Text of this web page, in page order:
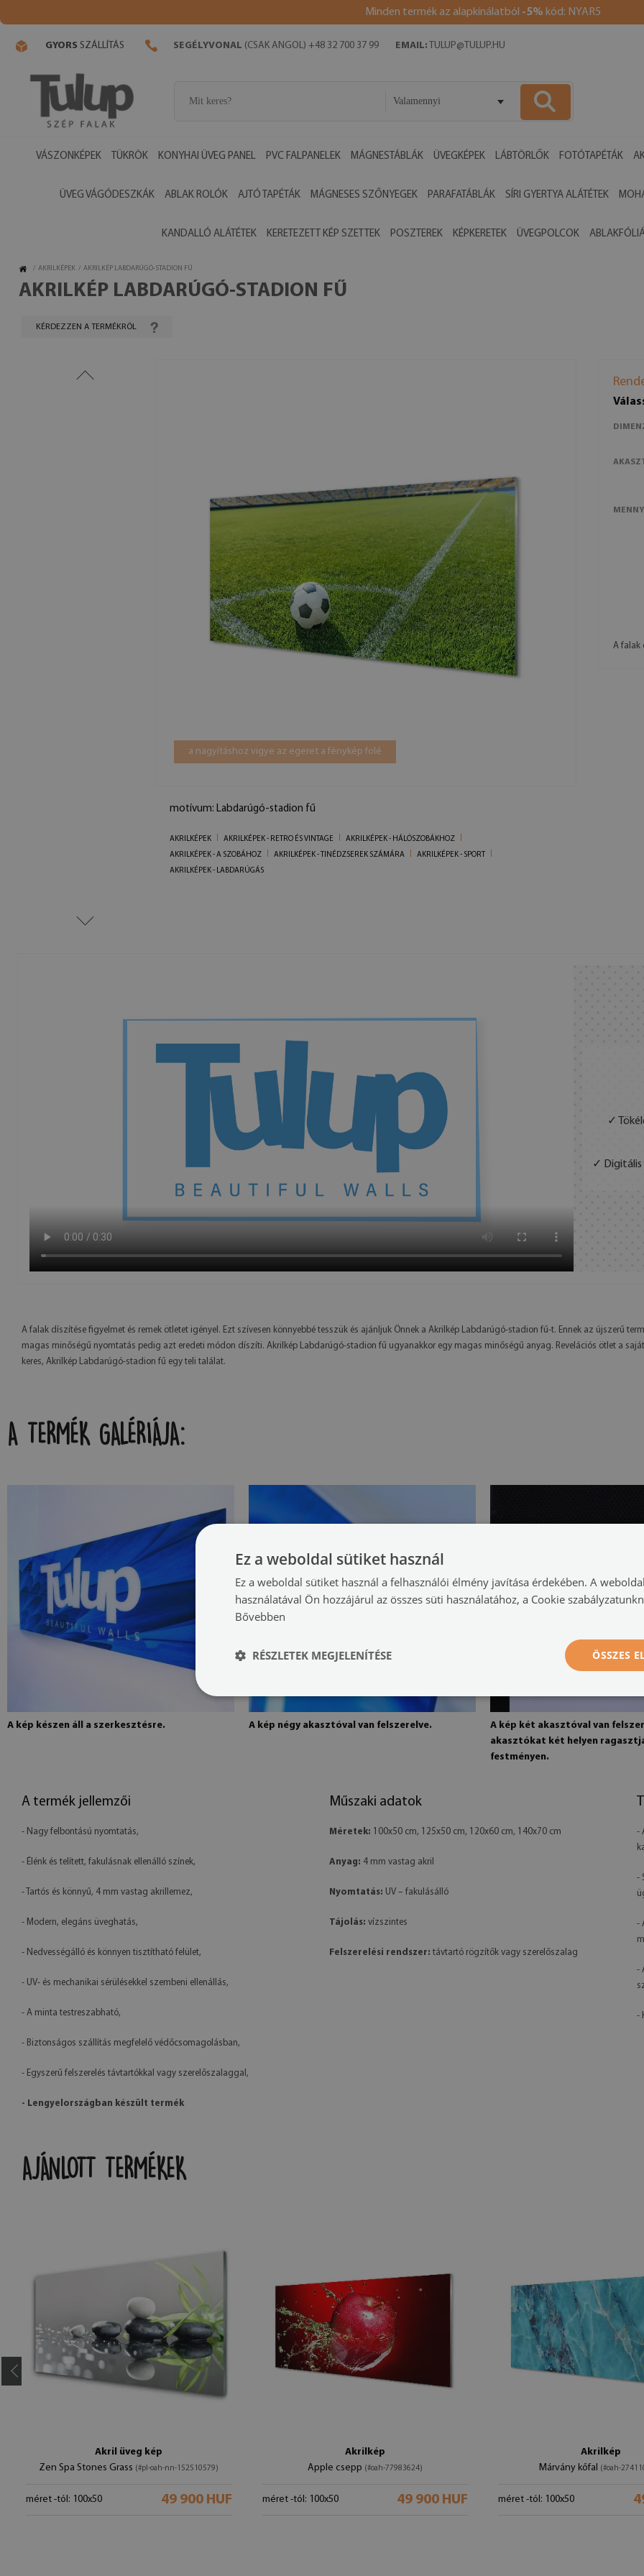
Minden termék az alapkínálatból -5% kód: NYAR5
GYORS SZÁLLÍTÁS SEGÉLYVONAL (CSAK ANGOL) +48 32 700 37 99 EMAIL: TULUP@TULUP.HU
Valamennyi
VÁSZONKÉPEK TÜKRÖK KONYHAI ÜVEG PANEL PVC FALPANELEK MÁGNESTÁBLÁK ÜVEGKÉPEK LÁBTÖRLŐK FOTÓTAPÉTÁK
ÜVEG VÁGÓDESZKÁK ABLAK ROLÓK AJTÓ TAPÉTÁK MÁGNESES SZŐNYEGEK PARAFATÁBLÁK SÍRI GYERTYA ALÁTÉTEK
KANDALLÓ ALÁTÉTEK KERETEZETT KÉP SZETTEK POSZTEREK KÉPKERETEK ÜVEGPOLCOK
/ AKRILKÉPEK / AKRILKÉP LABDARÚGÓ-STADION FŰ
AKRILKÉP LABDARÚGÓ-STADION FŰ
KÉRDEZZEN A TERMÉKRŐL
a nagyításhoz vigye az egeret a fénykép fölé
motívum: Labdarúgó-stadion fű
AKRILKÉPEK AKRILKÉPEK - RETRO ÉS VINTAGE
AKRILKÉPEK - HÁLÓSZOBÁKHOZ
AKRILKÉPEK - A SZOBÁHOZ
AKRILKÉPEK - TINÉDZSEREK SZÁMÁRA
AKRILKÉPEK - SPORT
AKRILKÉPEK - LABDARÚGÁS
A falak
✓
✓ Digitális
A falak díszítése figyelmet és remek ötletet igényel. Ezt szívesen könnyebbé tesszük és ajánljuk Önnek a Akrilkép Labdarúgó-stadion fű-t. Ennek az újszerű
magas minőségű nyomtatás pedig azt eredeti módon díszíti. Akrilkép Labdarúgó-stadion fű ugyanakkor egy magas minőségű anyag. Revelációs ötlet a
keres, Akrilkép Labdarúgó-stadion fű egy teli találat.
A TERMÉK GALÉRIÁJA:
A kép készen áll a szerkesztésre. A kép négy akasztóval van felszerelve.
A kép két akasztóval van
akasztókat két helyen
festményen.
A termék jellemzői
- Nagy felbontású nyomtatás,
- Élénk és telített, fakulásnak ellenálló színek,
- Tartós és könnyű, 4 mm vastag akrillemez,
- Modern, elegáns üveghatás,
- Nedvességálló és könnyen tisztítható felület,
- UV- és mechanikai sérülésekkel szembeni ellenállás,
- A minta testreszabható,
- Biztonságos szállítás megfelelő védőcsomagolásban,
- Egyszerű felszerelés távtartókkal vagy szerelőszalaggal,
- Lengyelországban készült termék
Műszaki adatok
Méretek: 100x50 cm, 125x50 cm, 120x60 cm, 140x70 cm
Anyag: 4 mm vastag akril
Nyomtatás: UV – fakulásálló
Tájolás: vízszintes
Felszerelési rendszer: távtartó rögzítők vagy szerelőszalag
-
-
-
-
-
AJÁNLOTT TERMÉKEK
Akril üveg kép
Zen Spa Stones Grass (#pl-oah-nn-152510579)
méret -tól: 100x50 49 900 HUF
Akrilkép
Apple csepp (#oah-77983624)
méret -tól: 100x50 49 900 HUF
Akrilkép
Márvány kőfal
(#oah-
méret -tól: 100x50
Ez a weboldal sütiket használ
Ez a weboldal sütiket használ a felhasználói élmény javítása érdekében. A
használatával Ön hozzájárul az összes süti használatához, a Cookie
Bővebben
ÖSSZES
RÉSZLETEK MEGJELENÍTÉSE